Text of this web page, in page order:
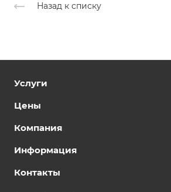
Назад к списку
Услуги
Цены
Компания
Информация
Контакты